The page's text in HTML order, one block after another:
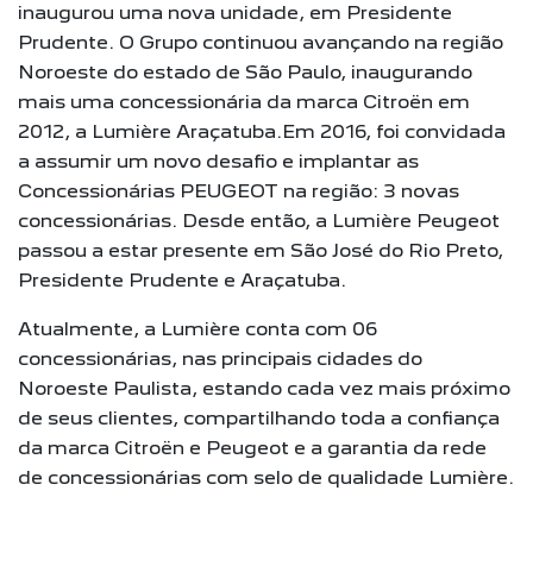
inaugurou uma nova unidade, em Presidente
Prudente. O Grupo continuou avançando na região
Noroeste do estado de São Paulo, inaugurando
mais uma concessionária da marca Citroën em
2012, a Lumière Araçatuba.Em 2016, foi convidada
a assumir um novo desafio e implantar as
Concessionárias PEUGEOT na região: 3 novas
concessionárias. Desde então, a Lumière Peugeot
passou a estar presente em São José do Rio Preto,
Presidente Prudente e Araçatuba.
Atualmente, a Lumière conta com 06
concessionárias, nas principais cidades do
Noroeste Paulista, estando cada vez mais próximo
de seus clientes, compartilhando toda a confiança
da marca Citroën e Peugeot e a garantia da rede
de concessionárias com selo de qualidade Lumière.